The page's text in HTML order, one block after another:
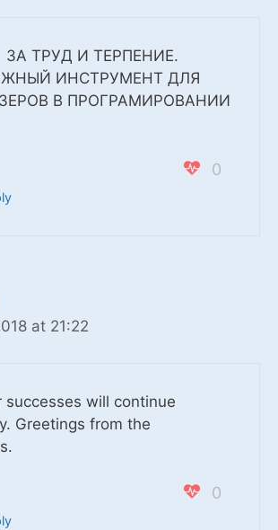
ТРУД И ТЕРПЕНИЕ.
ИНСТРУМЕНТ ДЛЯ
В ПРОГРАМИРОВАНИИ
0
at 21:22
successes will continue
Greetings from the
0